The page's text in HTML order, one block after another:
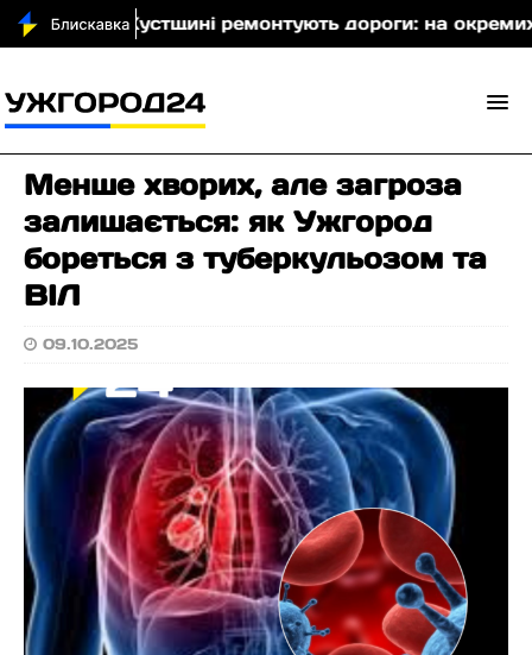
На Хустщині ремонтують дороги: на окремих
Менше хворих, але загроза
залишається: як Ужгород
бореться з туберкульозом та
ВІЛ
09.10.2025